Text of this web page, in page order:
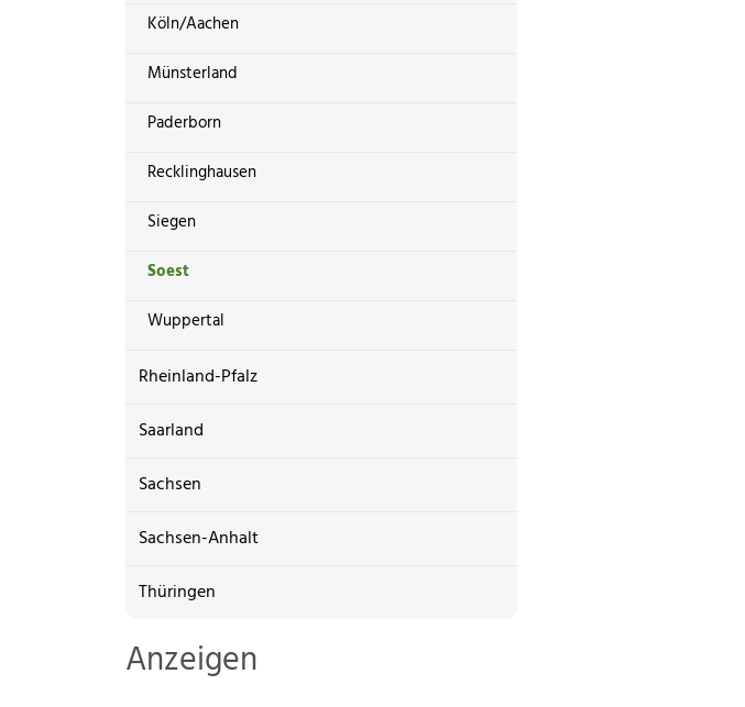
Köln/Aachen
Münsterland
Paderborn
Recklinghausen
Siegen
Soest
Wuppertal
Rheinland-Pfalz
Saarland
Sachsen
Sachsen-Anhalt
Thüringen
Anzeigen